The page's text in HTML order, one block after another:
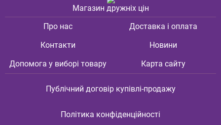
Магазин дружніх цін
Про нас
Доставка і оплата
Контакти
Новини
Допомога у виборі товару
Карта сайту
Публічний договір купівлі-продажу
Політика конфіденційності